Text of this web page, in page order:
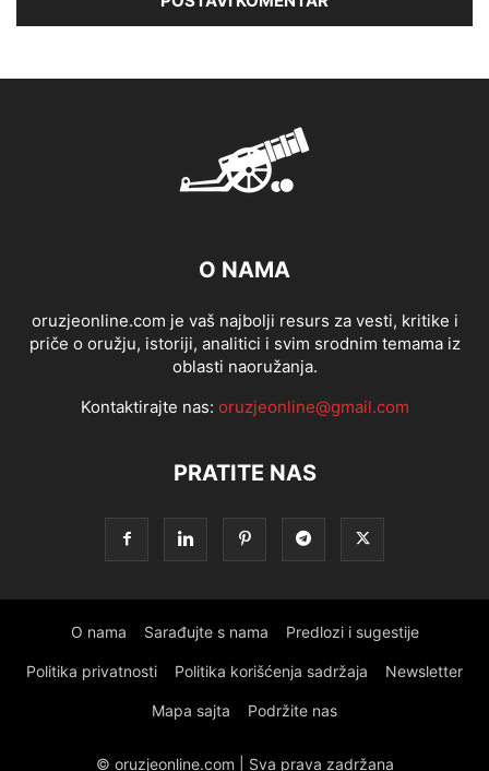
O NAMA
oruzjeonline.com je vaš najbolji resurs za vesti, kritike i
priče o oružju, istoriji, analitici i svim srodnim temama iz
oblasti naoružanja.
Kontaktirajte nas: oruzjeonline@gmail.com
PRATITE NAS
O nama Sarađujte s nama Predlozi i sugestije
Politika privatnosti Politika korišćenja sadržaja Newsletter
Mapa sajta Podržite nas
© oruzjeonline.com | Sva prava zadržana